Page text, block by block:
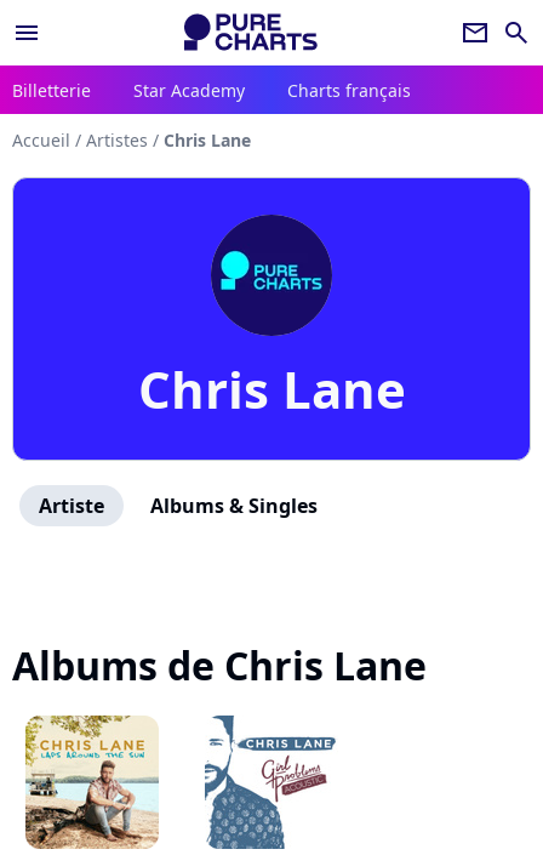
menu newsletter search
Billetterie Star Academy Charts français
Accueil / Artistes / Chris Lane
Chris Lane
Artiste Albums & Singles
Albums de Chris Lane